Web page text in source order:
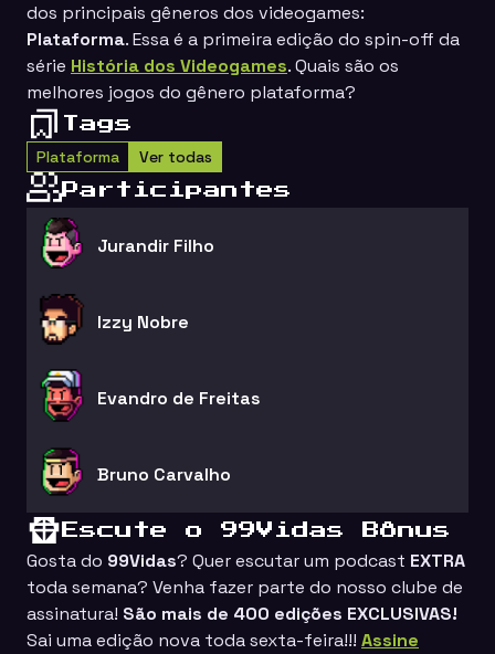
dos principais gêneros dos videogames:
Plataforma. Essa é a primeira edição do spin-off da
série História dos Videogames. Quais são os
melhores jogos do gênero plataforma?
Tags
Plataforma Ver todas
Participantes
Jurandir Filho
Izzy Nobre
Evandro de Freitas
Bruno Carvalho
Escute o 99Vidas Bônus
Gosta do 99Vidas? Quer escutar um podcast EXTRA
toda semana? Venha fazer parte do nosso clube de
assinatura! São mais de 400 edições EXCLUSIVAS!
Sai uma edição nova toda sexta-feira!!! Assine